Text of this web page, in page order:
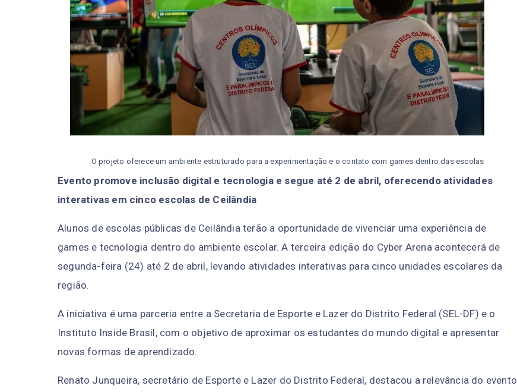
O projeto oferece um ambiente estruturado para a experimentação e o contato com games dentro das escolas
Evento promove inclusão digital e tecnologia e segue até 2 de abril, oferecendo atividades
interativas em cinco escolas de Ceilândia
Alunos de escolas públicas de Ceilândia terão a oportunidade de vivenciar uma experiência de
games e tecnologia dentro do ambiente escolar. A terceira edição do Cyber Arena acontecerá de
segunda-feira (24) até 2 de abril, levando atividades interativas para cinco unidades escolares da
região.
A iniciativa é uma parceria entre a Secretaria de Esporte e Lazer do Distrito Federal (SEL-DF) e o
Instituto Inside Brasil, com o objetivo de aproximar os estudantes do mundo digital e apresentar
novas formas de aprendizado.
Renato Junqueira, secretário de Esporte e Lazer do Distrito Federal, destacou a relevância do evento